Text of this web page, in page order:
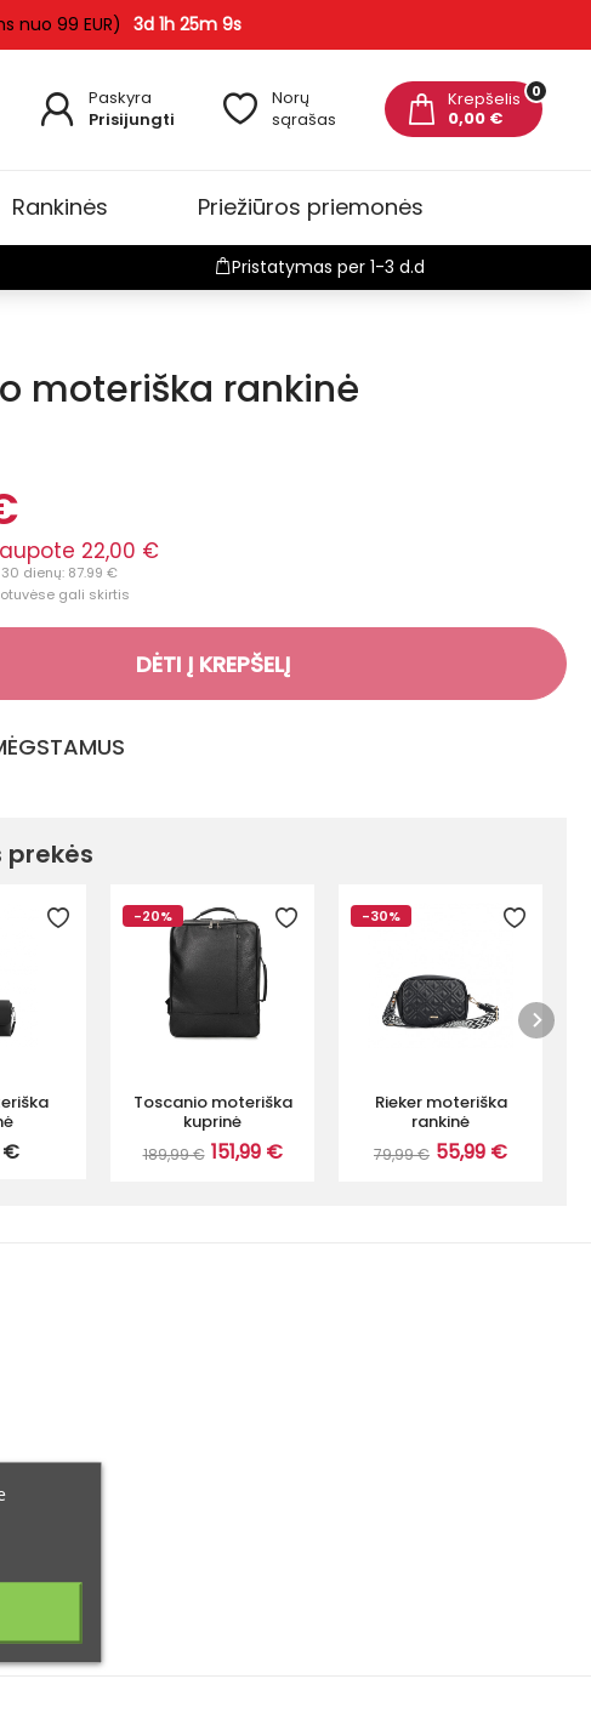
nuo 99 EUR) 3d 1h 25m 8s
Paskyra
Prisijungti
Norų
sąrašas
0
Krepšelis
0,00 €
Rankinės Priežiūros priemonės
Pristatymas per 1-3 d.d
moteriška rankinė
22,00 €
dienų: 87.99 €
gali skirtis
DĖTI Į KREPŠELĮ
prekės
€
-20%
Toscanio moteriška
kuprinė
189,99 € 151,99 €
-30%
Rieker moteriška
rankinė
79,99 € 55,99 €